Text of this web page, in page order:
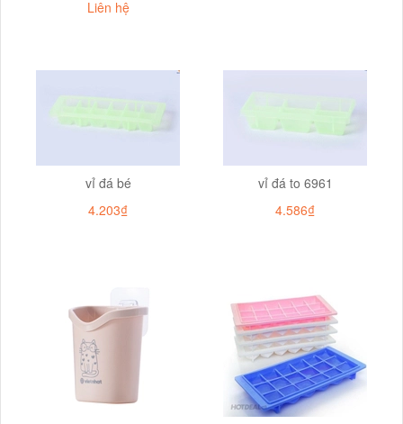
Liên hệ
vỉ đá bé
4.203₫
vỉ đá to 6961
4.586₫